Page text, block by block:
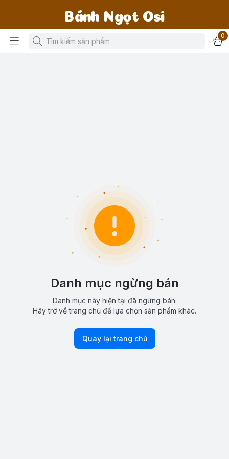
Bánh Ngọt Osi
0
Danh mục ngừng bán
Danh mục này hiện tại đã ngừng bán.
Hãy trở về trang chủ để lựa chọn sản phẩm khác.
Quay lại trang chủ